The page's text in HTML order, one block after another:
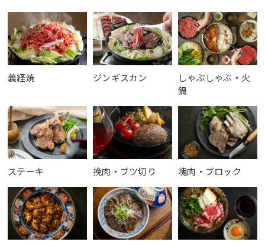
義経焼 ジンギスカン
しゃぶしゃぶ・火
鍋
ステーキ 挽肉・ブツ切り 塊肉・ブロック